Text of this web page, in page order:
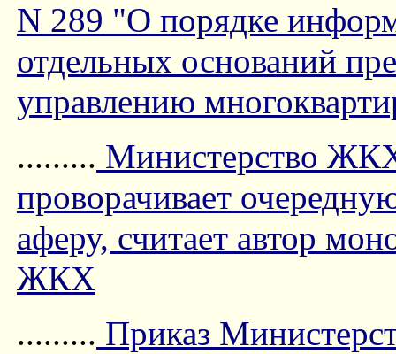
N 289 "О порядке
отдельных оснований
управлению
......... Министерство
проворачивает
аферу, считает автор
ЖКХ
......... Приказ